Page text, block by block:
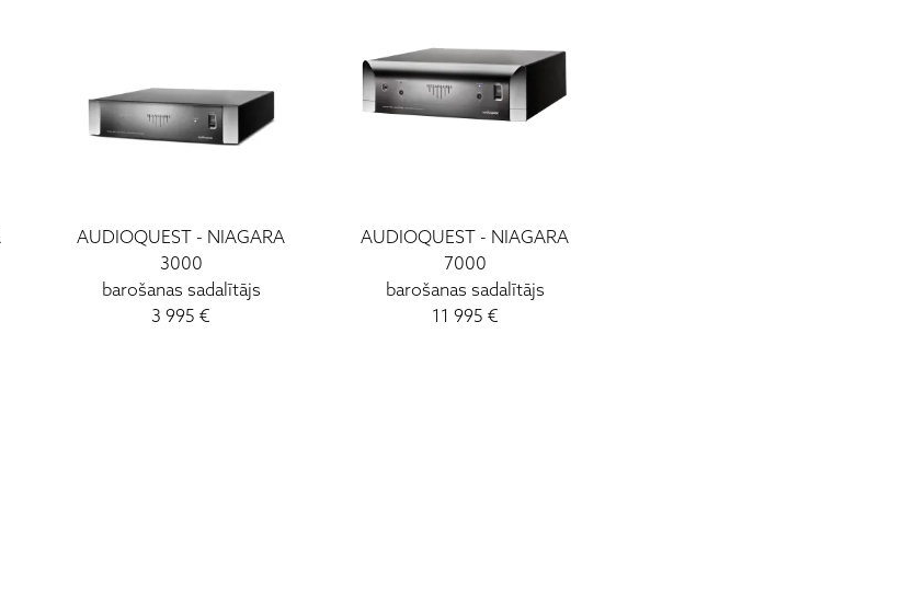
AUDIOQUEST - NIAGARA
3000
barošanas sadalītājs
3 995 €
AUDIOQUEST - NIAGARA
7000
barošanas sadalītājs
11 995 €